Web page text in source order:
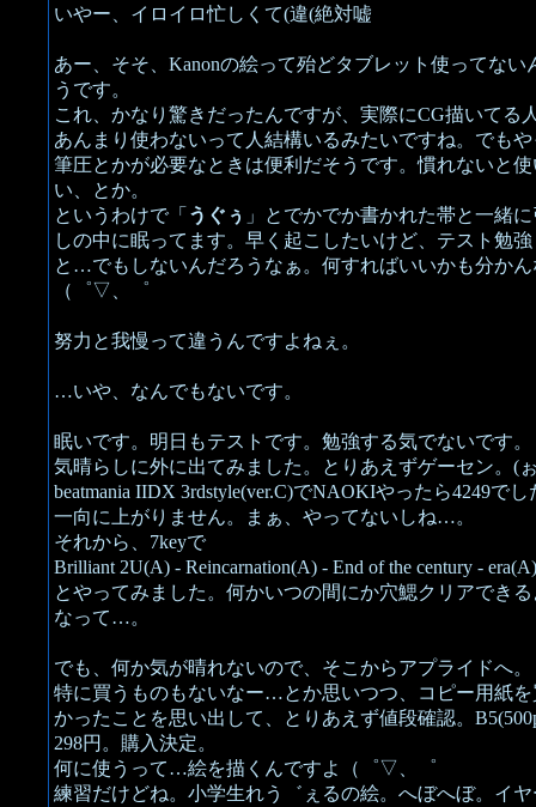
いやー、イロイロ忙しくて(違(絶対嘘
あー、そそ、Kanonの絵って殆どタブレット使ってない
うです。
これ、かなり驚きだったんですが、実際にCG描いてる
あんまり使わないって人結構いるみたいですね。でも
筆圧とかが必要なときは便利だそうです。慣れないと
い、とか。
というわけで「 うぐぅ 」とでかでか書かれた帯と一緒
しの中に眠ってます。早く起こしたいけど、テスト勉
と…でもしないんだろうなぁ。何すればいいかも分か
（゜▽、゜
努力と我慢って違うんですよねぇ。
…いや、なんでもないです。
眠いです。明日もテストです。勉強する気でないです。
気晴らしに外に出てみました。とりあえずゲーセン。(
beatmania IIDX 3rdstyle(ver.C)でNAOKIやったら4249でし
一向に上がりません。まぁ、やってないしね…。
それから、7keyで
Brilliant 2U(A) - Reincarnation(A) - End of the century - era(A)
とやってみました。何かいつの間にか穴鰓クリアでき
なって…。
でも、何か気が晴れないので、そこからアプライドへ。
特に買うものもないなー…とか思いつつ、コピー用紙を
かったことを思い出して、とりあえず値段確認。
298円。購入決定。
何に使うって…絵を描くんですよ（゜▽、゜
練習だけどね。小学生れう゛ぇるの絵。へぼへぼ。イ